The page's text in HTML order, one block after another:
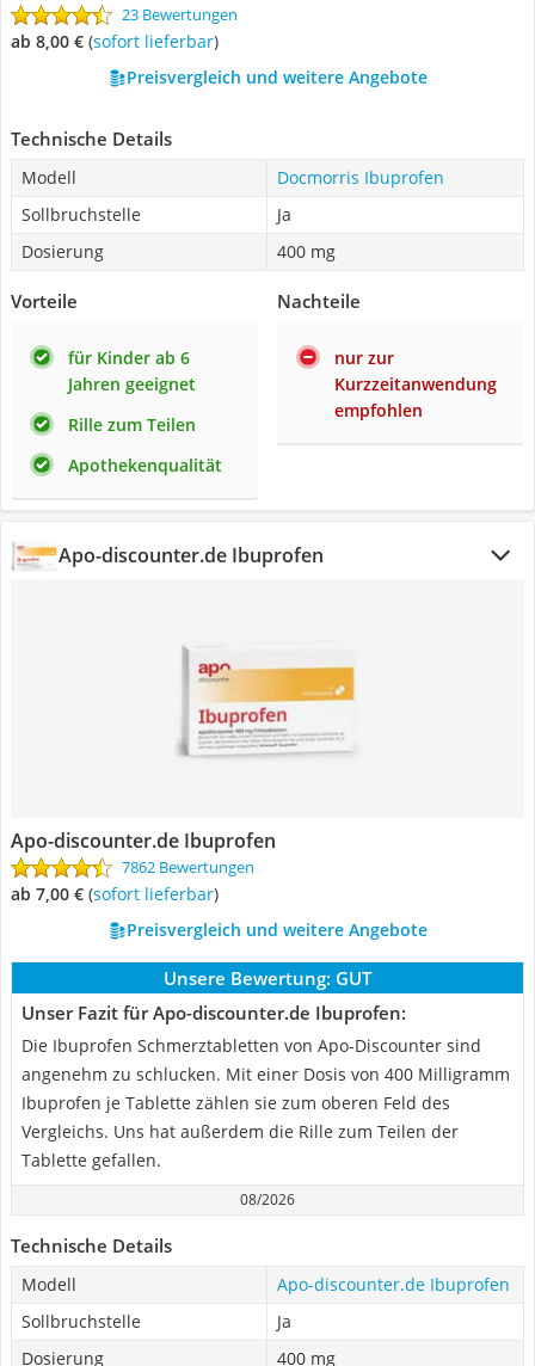
23 Bewertungen
ab 8,00 € ( Sofort lieferbar)
Preisvergleich und weitere Angebote
Technische Details
Modell
Docmorris Ibuprofen
Sollbruchstelle
Ja
Dosierung
400 mg
Vorteile
für Kinder ab 6
Jahren geeignet
Rille zum Teilen
Apothekenqualität
Nachteile
nur zur
Kurzzeitanwendung
empfohlen
Apo-discounter.de Ibuprofen
Apo-discounter.de Ibuprofen
7862 Bewertungen
ab 7,00 € ( Sofort lieferbar)
Preisvergleich und weitere Angebote
Unsere Bewertung: GUT
Unser Fazit für Apo-discounter.de Ibuprofen:
Die Ibuprofen Schmerztabletten von Apo-Discounter sind
angenehm zu schlucken. Mit einer Dosis von 400 Milligramm
Ibuprofen je Tablette zählen sie zum oberen Feld des
Vergleichs. Uns hat außerdem die Rille zum Teilen der
Tablette gefallen.
08/2026
Technische Details
Modell
Apo-discounter.de Ibuprofen
Sollbruchstelle
Ja
Dosierung
400 mg